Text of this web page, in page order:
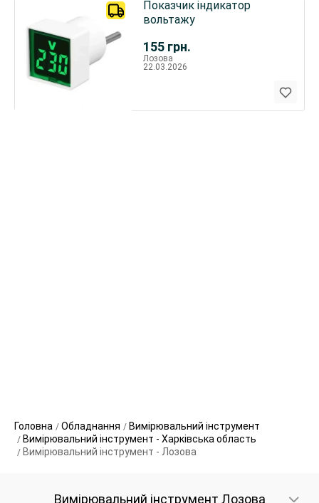
155 грн.
Показчик індикатор
вольтажу
Лозова
22.03.2026
Головна Обладнання
Вимірювальний інструмент
Вимірювальний інструмент - Харківська область
Вимірювальний інструмент - Лозова
Вимірювальний інструмент Лозова